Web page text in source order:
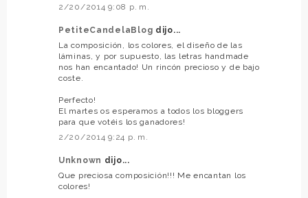
2/20/2014 9:08 p. m.
PetiteCandelaBlog dijo...
La composición, los colores, el diseño de las
láminas, y por supuesto, las letras handmade
nos han encantado! Un rincón precioso y de bajo
coste.
Perfecto!
El martes os esperamos a todos los bloggers
para que votéis los ganadores!
2/20/2014 9:24 p. m.
Unknown dijo...
Que preciosa composición!!! Me encantan los
colores!